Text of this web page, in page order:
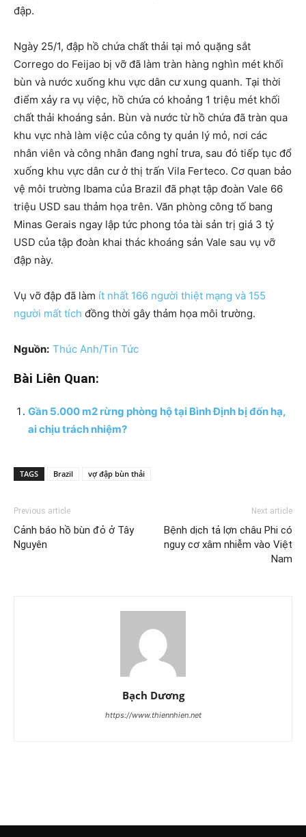
đập.
Ngày 25/1, đập hồ chứa chất thải tại mỏ quặng sắt
Corrego do Feijao bị vỡ đã làm tràn hàng nghìn mét khối
bùn và nước xuống khu vực dân cư xung quanh. Tại thời
điểm xảy ra vụ việc, hồ chứa có khoảng 1 triệu mét khối
chất thải khoáng sản. Bùn và nước từ hồ chứa đã tràn qua
khu vực nhà làm việc của công ty quản lý mỏ, nơi các
nhân viên và công nhân đang nghỉ trưa, sau đó tiếp tục đổ
xuống khu vực dân cư ở thị trấn Vila Ferteco. Cơ quan bảo
vệ môi trường Ibama của Brazil đã phạt tập đoàn Vale 66
triệu USD sau thảm họa trên. Văn phòng công tố bang
Minas Gerais ngay lập tức phong tỏa tài sản trị giá 3 tỷ
USD của tập đoàn khai thác khoáng sản Vale sau vụ vỡ
đập này.
Vụ vỡ đập đã làm ít nhất 166 người thiệt mạng và 155
người mất tích đồng thời gây thảm họa môi trường.
Nguồn: Thúc Anh/Tin Tức
Bài Liên Quan:
Gần 5.000 m2 rừng phòng hộ tại Bình Định bị đốn hạ,
ai chịu trách nhiệm?
TAGS Brazil vợ đập bùn thải
Previous article
Cảnh báo hồ bùn đỏ ở Tây
Nguyên
Next article
Bệnh dịch tả lợn châu Phi có
nguy cơ xâm nhiễm vào Việt
Nam
Bạch Dương
https://www.thiennhien.net